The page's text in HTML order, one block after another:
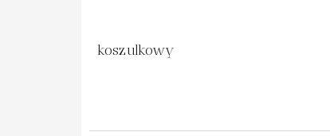
koszulkowy